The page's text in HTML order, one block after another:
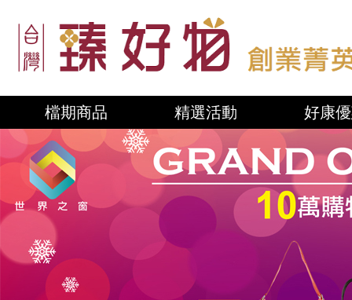
檔期商品 精選活動 好康